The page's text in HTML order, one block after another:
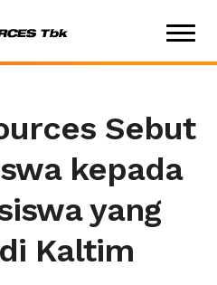
Sebut
kepada
yang
Kaltim